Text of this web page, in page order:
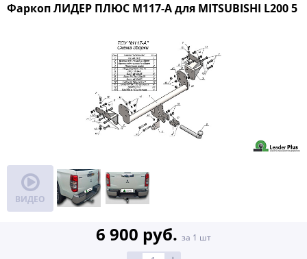
Фаркоп ЛИДЕР ПЛЮС M117-A для MITSUBISHI L200 5
ВИДЕО
6 900 руб. за 1 шт